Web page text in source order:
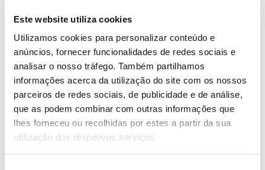
Este website utiliza cookies
Utilizamos cookies para personalizar conteúdo e
anúncios, fornecer funcionalidades de redes sociais e
analisar o nosso tráfego. Também partilhamos
informações acerca da utilização do site com os nossos
parceiros de redes sociais, de publicidade e de análise,
que as podem combinar com outras informações que
lhes forneceu ou recolhidas por estes a partir da sua
utilização dos respetivos serviços.
suportar a força do vento e outras pressões, sem
externa, se uma árvore tiver ramos mais rígidos,
estes poderão quebrar mais facilmente.
Nas nossas relações pessoais e profissionais, poderá
ser necessário mostrarmos alguma flexibilidade para
chegarmos a um acordo, sob pena dessas relações
sofrerem uma “quebra”, caso não estejamos
dispostos a fazer qualquer cedência. As árvores
convidam-nos a ser mais flexíveis e ajustar, em certa